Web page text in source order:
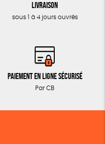
Livraison
sous 1 à 4 jours ouvrés
Paiement en ligne sécurisé
Par CB